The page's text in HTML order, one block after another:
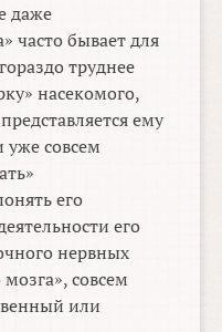
даже
часто бывает для
труднее
насекомого,
ему
совсем
его
его
нервных
совсем
или